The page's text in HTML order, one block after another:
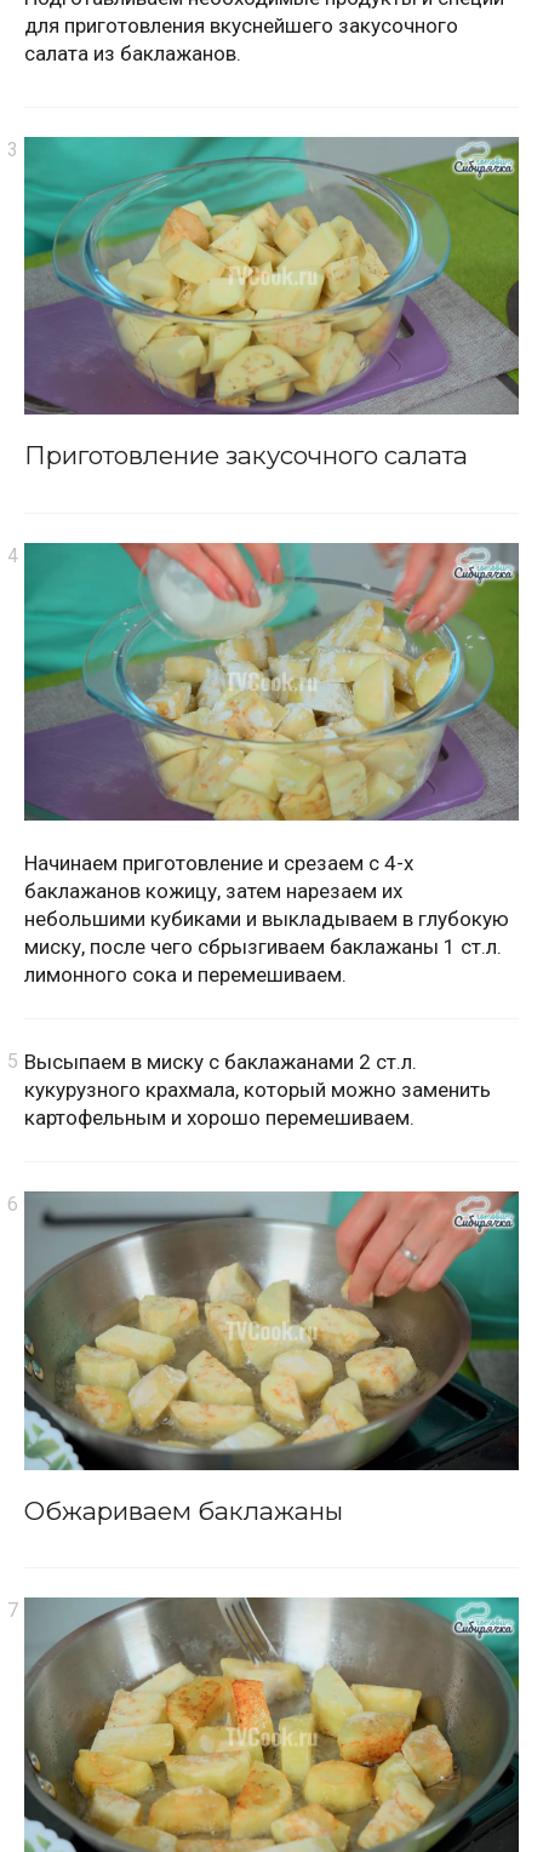
для приготовления вкуснейшего закусочного
салата из баклажанов.
Приготовление закусочного салата
Начинаем приготовление и срезаем с 4-х
баклажанов кожицу, затем нарезаем их
небольшими кубиками и выкладываем в глубокую
миску, после чего сбрызгиваем баклажаны 1 ст.л.
лимонного сока и перемешиваем.
Высыпаем в миску с баклажанами 2 ст.л.
кукурузного крахмала, который можно заменить
картофельным и хорошо перемешиваем.
Обжариваем баклажаны